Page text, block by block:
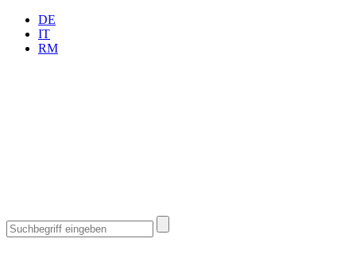
DE
IT
RM